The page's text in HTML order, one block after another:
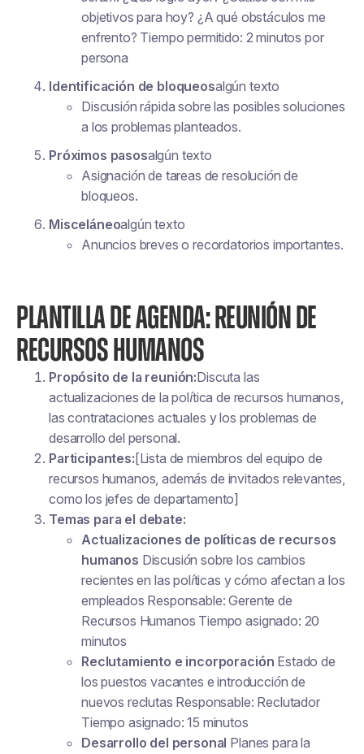
objetivos para hoy? ¿A qué obstáculos me
enfrento? Tiempo permitido: 2 minutos por
persona
Identificación de bloqueosalgún texto
Discusión rápida sobre las posibles soluciones
a los problemas planteados.
Próximos pasosalgún texto
Asignación de tareas de resolución de
bloqueos.
Misceláneoalgún texto
Anuncios breves o recordatorios importantes.
PLANTILLA DE AGENDA: REUNIÓN DE
RECURSOS HUMANOS
Propósito de la reunión:Discuta las
actualizaciones de la política de recursos humanos,
las contrataciones actuales y los problemas de
desarrollo del personal.
Participantes: [Lista de miembros del equipo de
recursos humanos, además de invitados relevantes,
como los jefes de departamento]
Temas para el debate:
Actualizaciones de políticas de recursos
humanos Discusión sobre los cambios
recientes en las políticas y cómo afectan a los
empleados Responsable: Gerente de
Recursos Humanos Tiempo asignado: 20
minutos
Reclutamiento e incorporación Estado de
los puestos vacantes e introducción de
nuevos reclutas Responsable: Reclutador
Tiempo asignado: 15 minutos
Desarrollo del personal Planes para la